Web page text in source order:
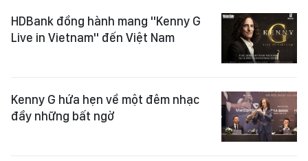
HDBank đồng hành mang "Kenny G
Live in Vietnam" đến Việt Nam
Kenny G hứa hẹn về một đêm nhạc
đầy những bất ngờ